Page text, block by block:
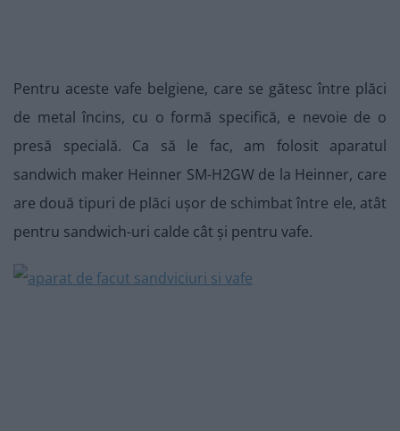
Pentru aceste vafe belgiene, care se gătesc între plăci
de metal încins, cu o formă specifică, e nevoie de o
presă specială. Ca să le fac, am folosit aparatul
sandwich maker Heinner SM-H2GW de la Heinner, care
are două tipuri de plăci ușor de schimbat între ele, atât
pentru sandwich-uri calde cât și pentru vafe.